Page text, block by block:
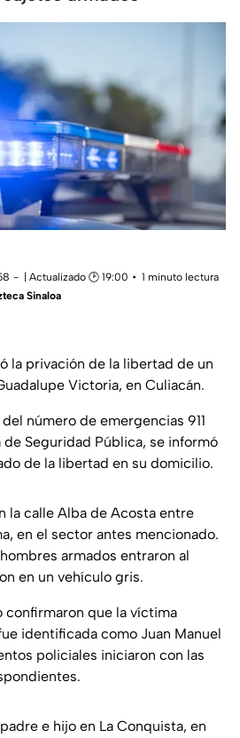
| Actualizado 🕑 19:00
1 minuto lectura
Sinaloa
la privación de la libertad de un
Victoria, en Culiacán.
número de emergencias 911
Seguridad Pública, se informó
de la libertad en su domicilio.
la calle Alba de Acosta entre
en el sector antes mencionado.
armados entraron al
en un vehículo gris.
que la víctima
identificada como Juan Manuel
policiales iniciaron con las
e hijo en La Conquista, en